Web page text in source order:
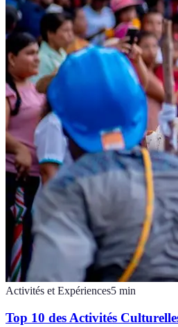
Activités et Expériences5 min
Top 10 des Activités